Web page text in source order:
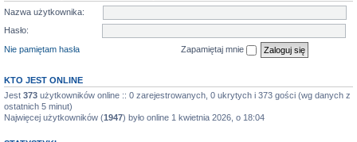
Nazwa użytkownika:
Hasło:
Nie pamiętam hasła
Zapamiętaj mnie
KTO JEST ONLINE
Jest 373 użytkowników online :: 0 zarejestrowanych, 0 ukrytych i 373 gości (wg danych z
ostatnich 5 minut)
Najwięcej użytkowników (1947) było online 1 kwietnia 2026, o 18:04